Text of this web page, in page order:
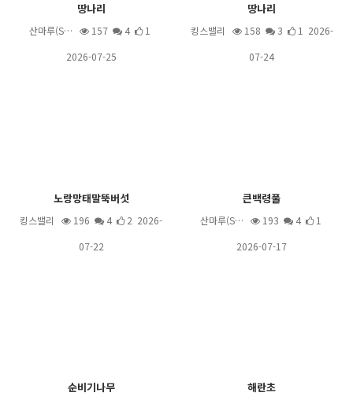
땅나리
산마루(S… 157 4
1
2026-07-25
땅나리
킹스밸리 158 3
1 2026-
07-24
노랑망태말뚝버섯
킹스밸리 196 4
2 2026-
07-22
큰백령풀
산마루(S… 193 4
1
2026-07-17
순비기나무 해란초